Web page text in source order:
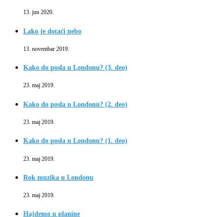
13. jun 2020.
Lako je dotaći nebo
13. novembar 2019.
Kako do posla u Londonu? (3. deo)
23. maj 2019.
Kako do posla u Londonu? (2. deo)
23. maj 2019.
Kako do posla u Londonu? (1. deo)
23. maj 2019.
Rok muzika u Londonu
23. maj 2019.
Hajdemo u planine